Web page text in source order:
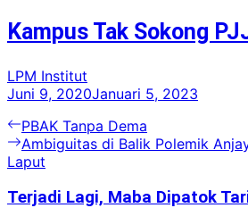
Kampus Tak Sokong
LPM Institut
Juni 9, 2020Januari 5, 2023
Navigasi
pos
Previous
post:
PBAK Tanpa Dema
Next
post:
Ambiguitas di Balik Polemik
Laput
Terjadi Lagi, Maba Dipatok